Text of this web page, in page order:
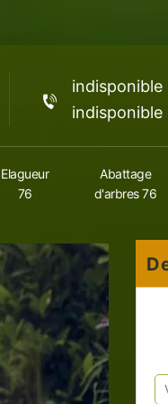
indisponible
indisponible
Elagueur
76
Abattage
d'arbres 76